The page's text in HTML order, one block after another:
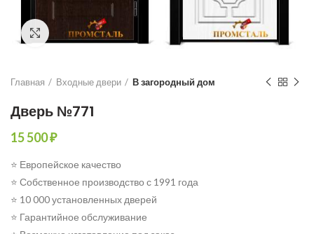
Click to enlarge
Главная Входные двери В загородный дом
Дверь №771
15 500₽
⭐ Европейское качество
⭐ Собственное производство с 1991 года
⭐ 10 000 установленных дверей
⭐ Гарантийное обслуживание